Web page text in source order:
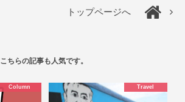
トップページへ
こちらの記事も人気です。
Column Travel